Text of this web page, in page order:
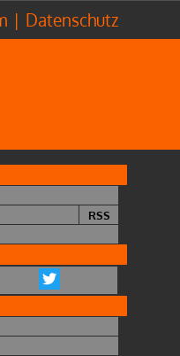
| Datenschutz
RSS